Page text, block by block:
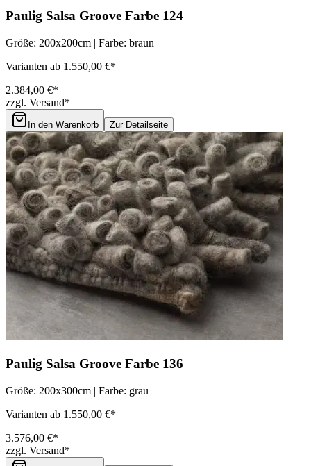
Paulig Salsa Groove Farbe 124
Größe: 200x200cm | Farbe: braun
Varianten ab 1.550,00 €*
2.384,00 €*
zzgl. Versand*
In den Warenkorb Zur Detailseite
Paulig Salsa Groove Farbe 136
Größe: 200x300cm | Farbe: grau
Varianten ab 1.550,00 €*
3.576,00 €*
zzgl. Versand*